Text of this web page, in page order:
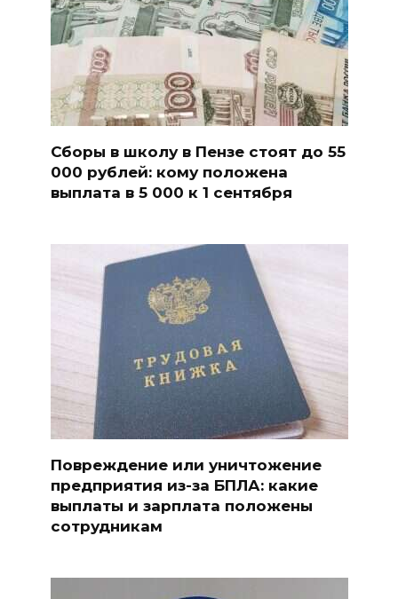
Сборы в школу в Пензе стоят до 55
000 рублей: кому положена
выплата в 5 000 к 1 сентября
Повреждение или уничтожение
предприятия из-за БПЛА: какие
выплаты и зарплата положены
сотрудникам